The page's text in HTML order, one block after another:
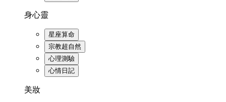
身心靈
星座算命
宗教超自然
心理測驗
心情日記
美妝